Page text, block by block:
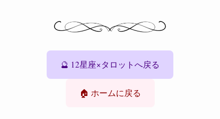
🔮 12星座×タロットへ戻る
🏠 ホームに戻る